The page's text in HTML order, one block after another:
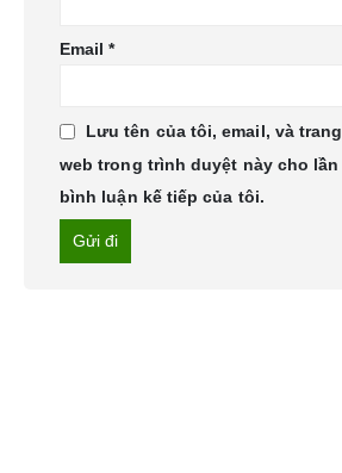
Email*
Lưu tên của tôi, email, và trang
web trong trình duyệt này cho lần
bình luận kế tiếp của tôi.